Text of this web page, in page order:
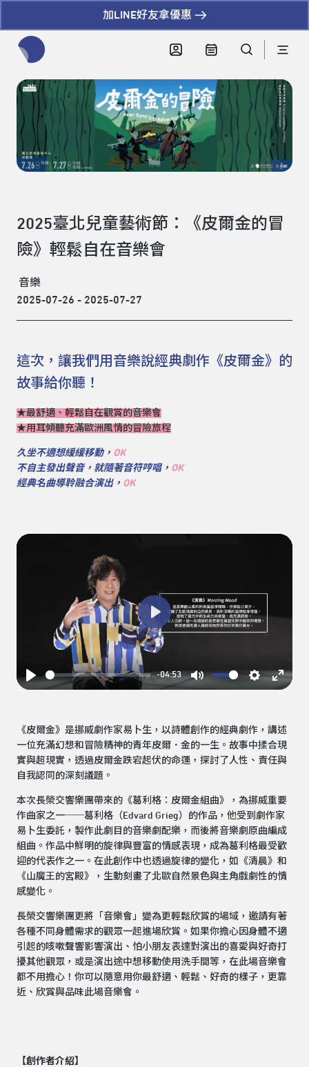
加LINE好友拿優惠
2025臺北兒童藝術節：《皮爾金的冒
險》輕鬆自在音樂會
音樂
2025-07-26 - 2025-07-27
這次，讓我們用音樂說經典劇作《皮爾金》的
故事給你聽！
★最舒適、輕鬆自在觀賞的音樂會
★用耳傾聽充滿歐洲風情的冒險旅程
久坐不適想緩緩移動， OK
不自主發出聲音，就隨著音符哼唱， OK
經典名曲導聆融合演出， OK
Play
-04:53
Mute SettingsEnter
Play
《皮爾金》是挪威劇作家易卜生，以詩體創作的經典劇作，講述
一位充滿幻想和冒險精神的青年皮爾．金的一生。故事中揉合現
實與超現實，透過皮爾金跌宕起伏的命運，探討了人性、責任與
自我認同的深刻議題。
本次長榮交響樂團帶來的《葛利格：皮爾金組曲》，為挪威重要
作曲家之一──葛利格（Edvard Grieg）的作品，他受到劇作家
易卜生委託，製作此劇目的音樂劇配樂，而後將音樂劇原曲編成
組曲。作品中鮮明的旋律與豐富的情感表現，成為葛利格最受歡
迎的代表作之一。在此創作中也透過旋律的變化，如《清晨》和
《山魔王的宮殿》，生動刻畫了北歐自然景色與主角戲劇性的情
感變化。
長榮交響樂團更將「音樂會」變為更輕鬆欣賞的場域，邀請有著
各種不同身體需求的觀眾一起進場欣賞。如果你擔心因身體不適
引起的咳嗽聲響影響演出、怕小朋友表達對演出的喜愛與好奇打
擾其他觀眾，或是演出途中想移動使用洗手間等，在此場音樂會
都不用擔心！你可以隨意用你最舒適、輕鬆、好奇的樣子，更靠
近、欣賞與品味此場音樂會。
【創作者介紹】